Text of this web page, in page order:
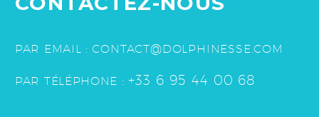
PAR EMAIL :CONTACT@DOLPHINESSE.COM
PAR TÉLÉPHONE :+33 6 95 44 00 68